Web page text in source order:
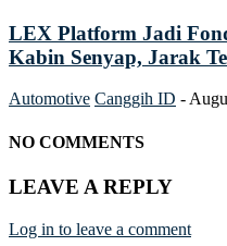
LEX Platform Jadi
Kabin Senyap, Jarak
Automotive Canggih ID -
NO COMMENTS
LEAVE A REPLY
Log in to leave a comment